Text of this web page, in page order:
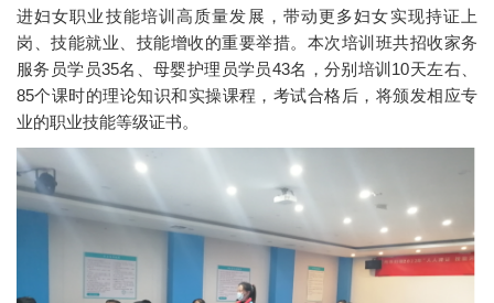
进妇女职业技能培训高质量发展，带动更多妇女实现持证上
岗、技能就业、技能增收的重要举措。本次培训班共招收家务
服务员学员35名、母婴护理员学员43名，分别培训10天左右、
85个课时的理论知识和实操课程，考试合格后，将颁发相应专
业的职业技能等级证书。